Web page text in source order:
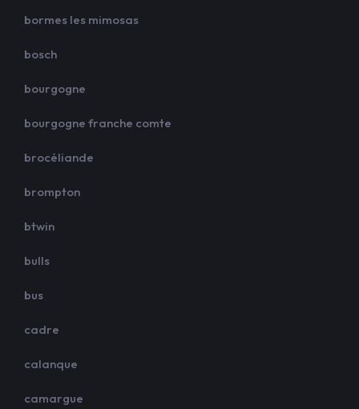
bormes les mimosas
bosch
bourgogne
bourgogne franche comte
brocéliande
brompton
btwin
bulls
bus
cadre
calanque
camargue